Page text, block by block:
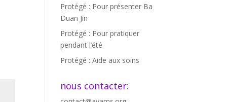
Protégé : Pour présenter Ba
Duan Jin
Protégé : Pour pratiquer
pendant l’été
Protégé : Aide aux soins
nous contacter: